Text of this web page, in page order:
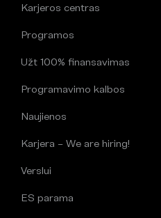
Karjeros centras
Programos
Užt 100% finansavimas
Programavimo kalbos
Naujienos
Karjera – We are hiring!
Verslui
ES parama